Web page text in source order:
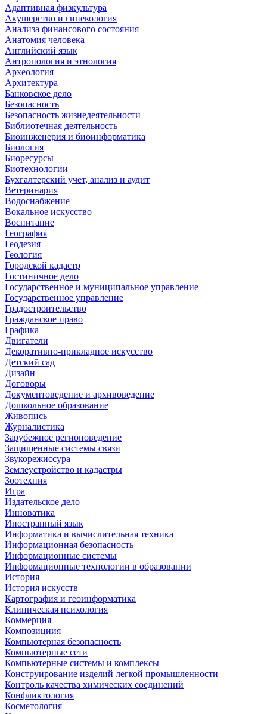
Адаптивная физкультура
Акушерство и гинекология
Анализа финансового состояния
Анатомия человека
Английский язык
Антропология и этнология
Археология
Архитектура
Банковское дело
Безопасность
Безопасность жизнедеятельности
Библиотечная деятельность
Биоинженерия и биоинформатика
Биология
Биоресурсы
Биотехнологии
Бухгалтерский учет, анализ и аудит
Ветеринария
Водоснабжение
Вокальное искусство
Воспитание
География
Геодезия
Геология
Городской кадастр
Гостиничное дело
Государственное и муниципальное управление
Государственное управление
Градостроительство
Гражданское право
Графика
Двигатели
Декоративно-прикладное искусство
Детский сад
Дизайн
Договоры
Документоведение и архивоведение
Дошкольное образование
Живопись
Журналистика
Зарубежное регионоведение
Защищенные системы связи
Звукорежиссура
Землеустройство и кадастры
Зоотехния
Игра
Издательское дело
Инноватика
Иностранный язык
Информатика и вычислительная техника
Информационная безопасность
Информационные системы
Информационные технологии в образовании
История
История искусств
Картография и геоинформатика
Клиническая психология
Коммерция
Композициия
Компьютерная безопасность
Компьютерные сети
Компьютерные системы и комплексы
Конструирование изделий легкой промышленности
Контроль качества химических соединений
Конфликтология
Косметология